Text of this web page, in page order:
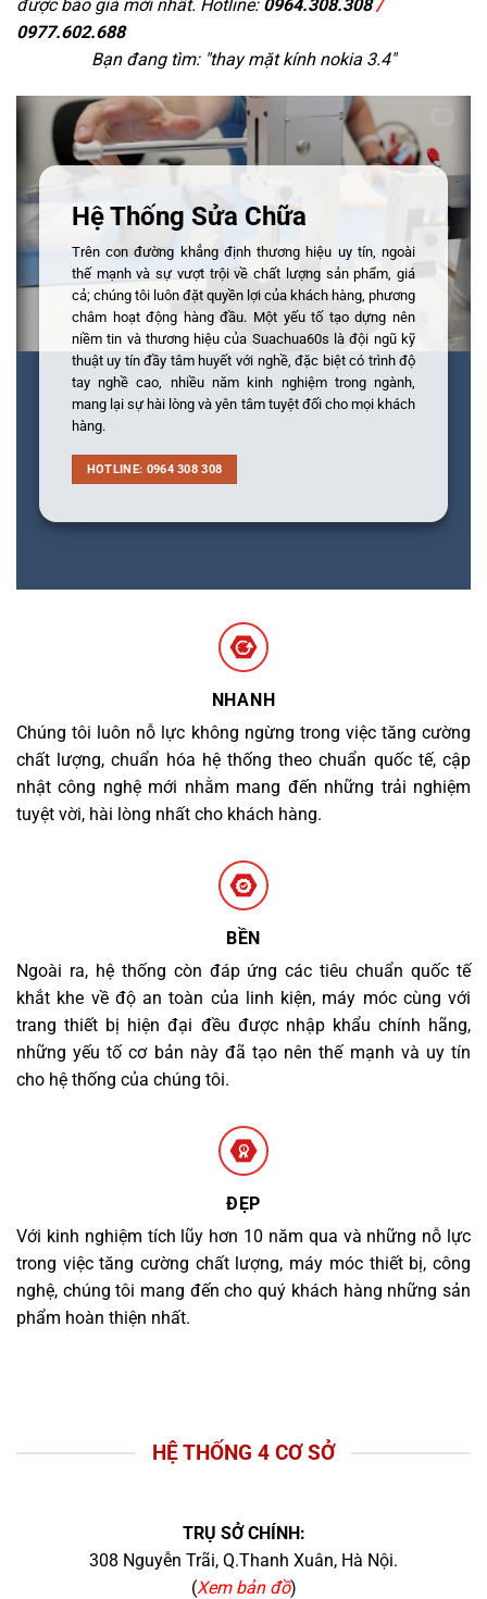
được báo giá mới nhất. Hotline: 0964.308.308/
0977.602.688
Bạn đang tìm: "thay mặt kính nokia 3.4"
Hệ Thống Sửa Chữa
Trên con đường khẳng định thương hiệu uy tín, ngoài
thế mạnh và sự vượt trội về chất lượng sản phẩm, giá
cả; chúng tôi luôn đặt quyền lợi của khách hàng, phương
châm hoạt động hàng đầu. Một yếu tố tạo dựng nên
niềm tin và thương hiệu của Suachua60s là đội ngũ kỹ
thuật uy tín đầy tâm huyết với nghề, đặc biệt có trình độ
tay nghề cao, nhiều năm kinh nghiệm trong ngành,
mang lại sự hài lòng và yên tâm tuyệt đối cho mọi khách
hàng.
HOTLINE: 0964 308 308
NHANH
Chúng tôi luôn nỗ lực không ngừng trong việc tăng cường
chất lượng, chuẩn hóa hệ thống theo chuẩn quốc tế, cập
nhật công nghệ mới nhằm mang đến những trải nghiệm
tuyệt vời, hài lòng nhất cho khách hàng.
BỀN
Ngoài ra, hệ thống còn đáp ứng các tiêu chuẩn quốc tế
khắt khe về độ an toàn của linh kiện, máy móc cùng với
trang thiết bị hiện đại đều được nhập khẩu chính hãng,
những yếu tố cơ bản này đã tạo nên thế mạnh và uy tín
cho hệ thống của chúng tôi.
ĐẸP
Với kinh nghiệm tích lũy hơn 10 năm qua và những nỗ lực
trong việc tăng cường chất lượng, máy móc thiết bị, công
nghệ, chúng tôi mang đến cho quý khách hàng những sản
phẩm hoàn thiện nhất.
HỆ THỐNG 4 CƠ SỞ
TRỤ SỞ CHÍNH:
308 Nguyễn Trãi, Q.Thanh Xuân, Hà Nội.
(Xem bản đồ)